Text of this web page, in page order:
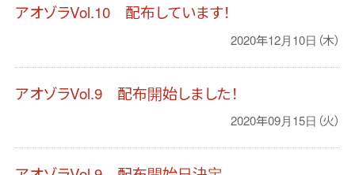
アオゾラVol.10 配布しています！
2020年12月10日（木）
アオゾラVol.9 配布開始しました！
2020年09月15日（火）